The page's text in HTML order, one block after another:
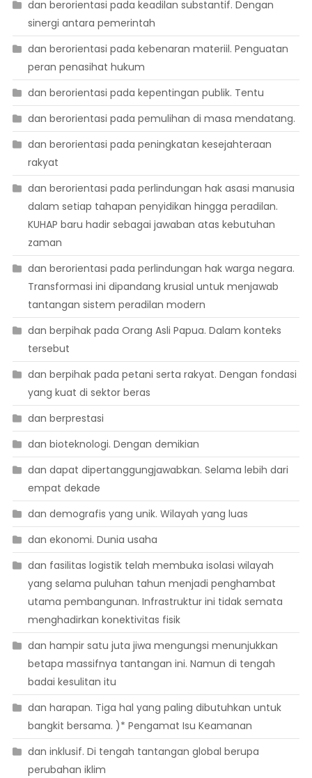
dan berorientasi pada keadilan substantif. Dengan
sinergi antara pemerintah
dan berorientasi pada kebenaran materiil. Penguatan
peran penasihat hukum
dan berorientasi pada kepentingan publik. Tentu
dan berorientasi pada pemulihan di masa mendatang.
dan berorientasi pada peningkatan kesejahteraan
rakyat
dan berorientasi pada perlindungan hak asasi manusia
dalam setiap tahapan penyidikan hingga peradilan.
KUHAP baru hadir sebagai jawaban atas kebutuhan
zaman
dan berorientasi pada perlindungan hak warga negara.
Transformasi ini dipandang krusial untuk menjawab
tantangan sistem peradilan modern
dan berpihak pada Orang Asli Papua. Dalam konteks
tersebut
dan berpihak pada petani serta rakyat. Dengan fondasi
yang kuat di sektor beras
dan berprestasi
dan bioteknologi. Dengan demikian
dan dapat dipertanggungjawabkan. Selama lebih dari
empat dekade
dan demografis yang unik. Wilayah yang luas
dan ekonomi. Dunia usaha
dan fasilitas logistik telah membuka isolasi wilayah
yang selama puluhan tahun menjadi penghambat
utama pembangunan. Infrastruktur ini tidak semata
menghadirkan konektivitas fisik
dan hampir satu juta jiwa mengungsi menunjukkan
betapa massifnya tantangan ini. Namun di tengah
badai kesulitan itu
dan harapan. Tiga hal yang paling dibutuhkan untuk
bangkit bersama. )* Pengamat Isu Keamanan
dan inklusif. Di tengah tantangan global berupa
perubahan iklim